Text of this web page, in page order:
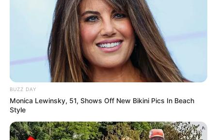
BUZZ DAY
Monica Lewinsky, 51, Shows Off New Bikini Pics In Beach
Style